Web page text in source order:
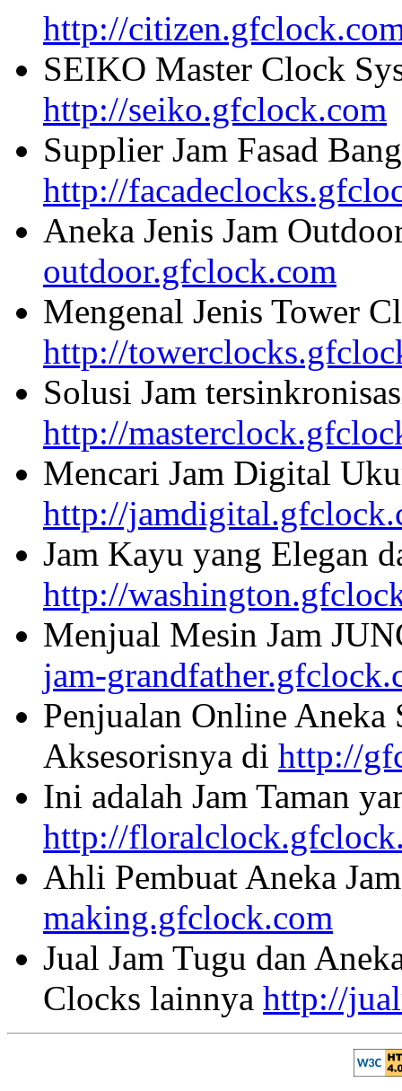
http://
SEIKO Master Clock
http://seiko.gfclock.com
Supplier Jam Fasad
http://
Aneka Jenis Jam
outdoor.gfclock.com
Mengenal Jenis Tower
http://
Solusi Jam
http://
Mencari Jam Digital
http://
Jam Kayu yang Elegan
http://
Menjual Mesin Jam
jam-
Penjualan Online Aneka
Aksesorisnya di http://
Ini adalah Jam Taman
http://
Ahli Pembuat Aneka
making.gfclock.com
Jual Jam Tugu dan
Clocks lainnya http://